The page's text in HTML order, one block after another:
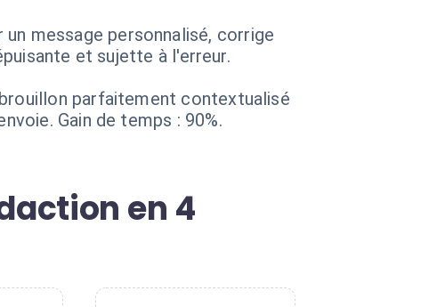
message personnalisé, corrige
et sujette à l'erreur.
parfaitement contextualisé
Gain de temps : 90%.
en 4